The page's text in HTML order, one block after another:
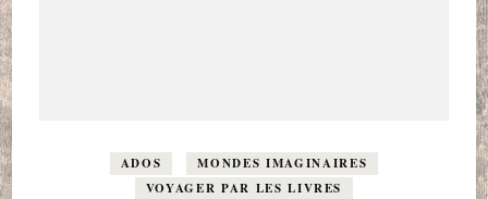
ADOS
MONDES IMAGINAIRES
VOYAGER PAR LES LIVRES